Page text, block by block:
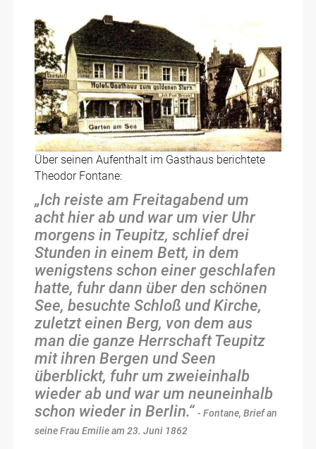
Über seinen Aufenthalt im Gasthaus berichtete
Theodor Fontane:
„Ich reiste am Freitagabend um
acht hier ab und war um vier Uhr
morgens in Teupitz, schlief drei
Stunden in einem Bett, in dem
wenigstens schon einer geschlafen
hatte, fuhr dann über den schönen
See, besuchte Schloß und Kirche,
zuletzt einen Berg, von dem aus
man die ganze Herrschaft Teupitz
mit ihren Bergen und Seen
überblickt, fuhr um zweieinhalb
wieder ab und war um neuneinhalb
schon wieder in Berlin.“- Fontane, Brief an
seine Frau Emilie am 23. Juni 1862